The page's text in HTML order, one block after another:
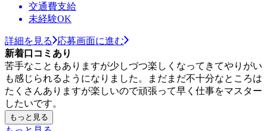
交通費支給
未経験OK
詳細を見る
応募画面に進む
新着口コミあり
苦手なこともありますが少しづつ楽しくなってきてやりがい
も感じられるようになりました。まだまだ不十分なところは
たくさんありますが楽しいので頑張って早く仕事をマスター
したいです。
もっと見る